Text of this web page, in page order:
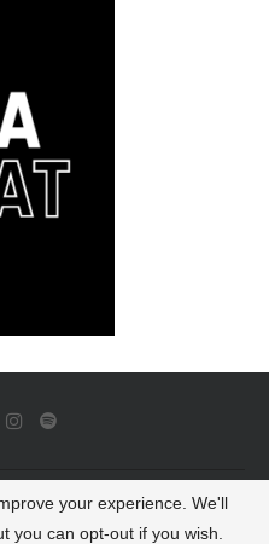
All Rights Reserved
your experience. We'll
you can opt-out if you wish.